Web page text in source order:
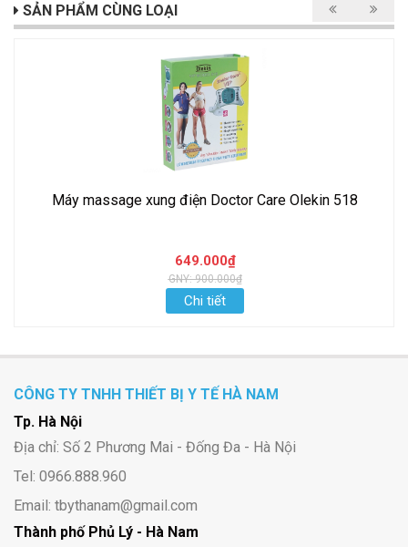
SẢN PHẨM CÙNG LOẠI
Máy massage xung điện Doctor Care Olekin 518
649.000₫
GNY: 900.000₫
Chi tiết
CÔNG TY TNHH THIẾT BỊ Y TẾ HÀ NAM
Tp. Hà Nội
Địa chỉ: Số 2 Phương Mai - Đống Đa - Hà Nội
Tel: 0966.888.960
Email: tbythanam@gmail.com
Thành phố Phủ Lý - Hà Nam